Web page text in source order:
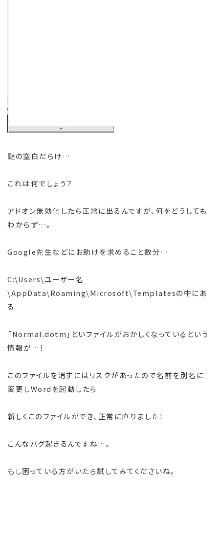
謎の空白だらけ…
これは何でしょう？
アドオン無効化したら正常に出るんですが、何をどうしても
わからず…。
Google先生などにお助けを求めること数分…
C:\Users\ユーザー名
\AppData\Roaming\Microsoft\Templatesの中にあ
る
「Normal.dotm」といファイルがおかしくなっているという
情報が…！
このファイルを消すにはリスクがあったので名前を別名に
変更しWordを起動したら
新しくこのファイルができ、正常に直りました！
こんなバグ起きるんですね…。
もし困っている方がいたら試してみてくださいね。